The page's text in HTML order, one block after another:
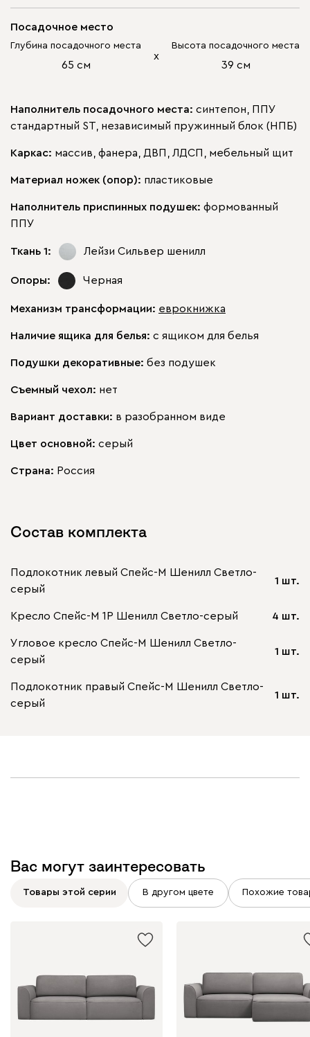
Посадочное место
Глубина посадочного места
65 см
х
Высота посадочного места
39 см
Наполнитель посадочного места: синтепон, ППУ
стандартный ST, независимый пружинный блок (НПБ)
Каркас: массив, фанера, ДВП, ЛДСП, мебельный щит
Материал ножек (опор): пластиковые
Наполнитель приспинных подушек: формованный
ППУ
Ткань 1: Лейзи Сильвер шенилл
Опоры: Черная
Механизм трансформации: еврокнижка
Наличие ящика для белья: с ящиком для белья
Подушки декоративные: без подушек
Съемный чехол: нет
Вариант доставки: в разобранном виде
Цвет основной: серый
Страна: Россия
Состав комплекта
Подлокотник левый Спейс-М Шенилл Светло-
серый
1 шт.
Кресло Спейс-М 1Р Шенилл Светло-серый 4 шт.
Угловое кресло Спейс-М Шенилл Светло-
серый
1 шт.
Подлокотник правый Спейс-М Шенилл Светло-
серый
1 шт.
Вас могут заинтересовать
Товары этой серии В другом цвете Похожие